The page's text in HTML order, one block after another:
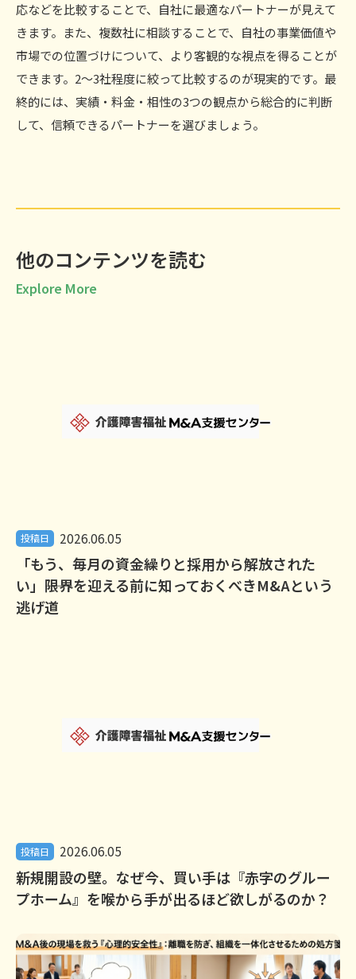
応などを比較することで、自社に最適なパートナーが見えて
きます。また、複数社に相談することで、自社の事業価値や
市場での位置づけについて、より客観的な視点を得ることが
できます。2〜3社程度に絞って比較するのが現実的です。最
終的には、実績・料金・相性の3つの観点から総合的に判断
して、信頼できるパートナーを選びましょう。
他のコンテンツを読む
Explore More
投稿日 2026.06.05
「もう、毎月の資金繰りと採用から解放された
い」――限界を迎える前に知っておくべきM&Aという
逃げ道
投稿日 2026.06.05
新規開設の壁。なぜ今、買い手は『赤字のグルー
プホーム』を喉から手が出るほど欲しがるのか？